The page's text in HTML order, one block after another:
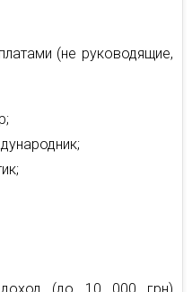
(не руководящие,